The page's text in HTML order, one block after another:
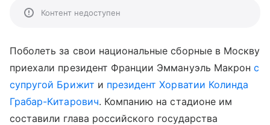
Контент недоступен
Поболеть за свои национальные сборные в Москву
приехали президент Франции Эммануэль Макронс
супругой Брижит и президент Хорватии Колинда
Грабар-Китарович. Компанию на стадионе им
составили глава российского государства